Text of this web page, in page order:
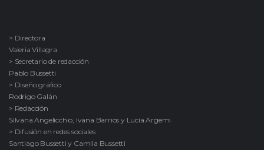
> Directora
Valeria Villagra
> Secretario de redacción
Pablo Bussetti
> Diseño gráfico
Rodrigo Galán
> Redacción
Silvana Angelicchio, Ivana Barrios y Lucía Argemi
> Difusión en redes sociales
Santiago Bussetti y Camila Bussetti